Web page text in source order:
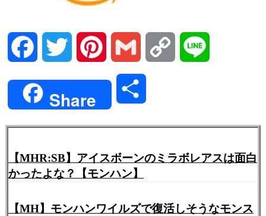
Facebook Twitter Pinterest Gmail Copy
Share
【MHR:SB】アイスボーンのミラボレアスは面白
かったよな？【モンハン】
【MH】モンハンワイルズで復活しそうなモンス